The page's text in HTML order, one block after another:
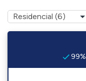
99%